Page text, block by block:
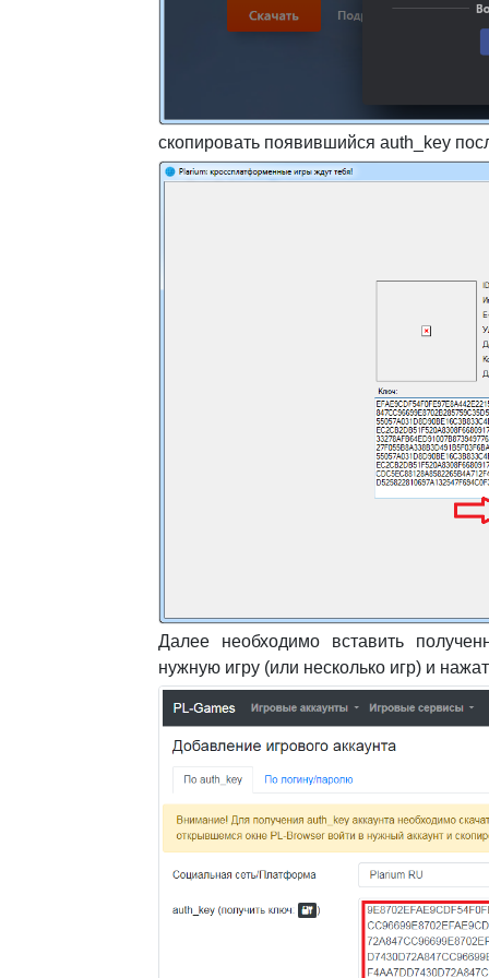
скопировать появившийся auth_key
Далее необходимо вставить
нужную игру (или несколько игр) и